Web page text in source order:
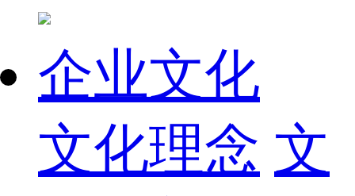
企业文化
文化理念 文